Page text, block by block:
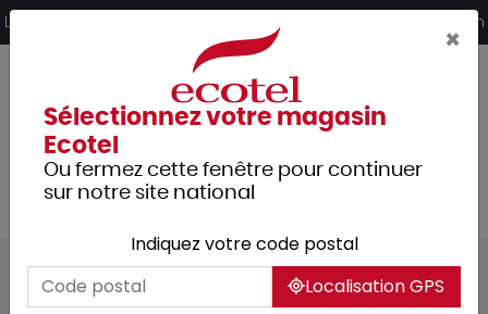
Livraison offerte dès 249€ HT d’achat et retrait 2h en magasin
Tous les produits
Arts de la table
Vaisselle
Assiettes & services
×
Sélectionnez votre magasin
Ecotel
Ou fermez cette fenêtre pour continuer
sur notre site national
Indiquez votre code postal
Localisation GPS
Panneau de gestion des cookies